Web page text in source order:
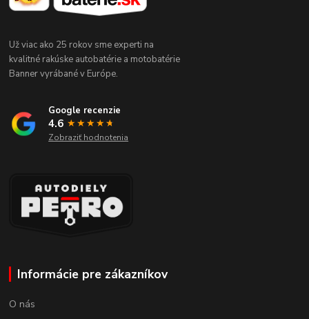
Už viac ako 25 rokov sme experti na
kvalitné rakúske autobatérie a motobatérie
Banner vyrábané v Európe.
Google recenzie
4.6 ★★★★★
★
Zobraziť hodnotenia
Informácie pre zákazníkov
O nás